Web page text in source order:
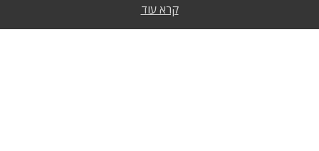
רבה בעבודת יד ובחומרי גלם שגדלים במקומות מאוד נסתרים
קרא עוד